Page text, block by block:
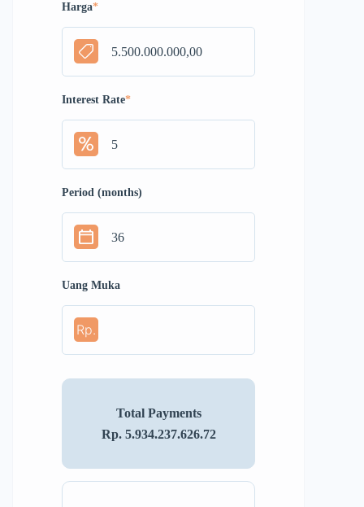
Harga*
Interest Rate*
Period (months)
Uang Muka
Rp.
Total Payments
Rp. 5.934.237.626.72